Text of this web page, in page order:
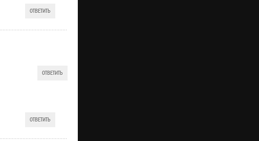
ОТВЕТИТЬ
ОТВЕТИТЬ
ОТВЕТИТЬ